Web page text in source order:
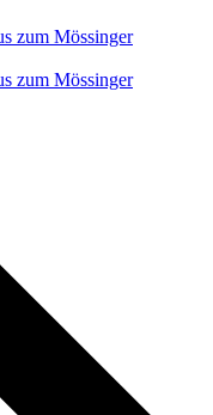
zum Mössinger
zum Mössinger